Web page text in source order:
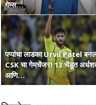
गेम्स…
पप्पांचा लाडका Urvil Patel
CSK चा गेमचेंजर! 13 चेंडूत
आणि…
कृष्णभक्त, शेन वॉर्न आणि बरंच
सरपंच श्रेयसच्या Punjab
वर्ल्ड रेकॉर्ड! दिल्लीविरूद्ध चेस केले